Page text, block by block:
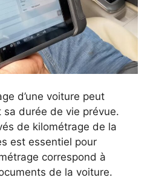
d’une voiture peut
durée de vie prévue.
de kilométrage de la
est essentiel pour
correspond à
de la voiture.